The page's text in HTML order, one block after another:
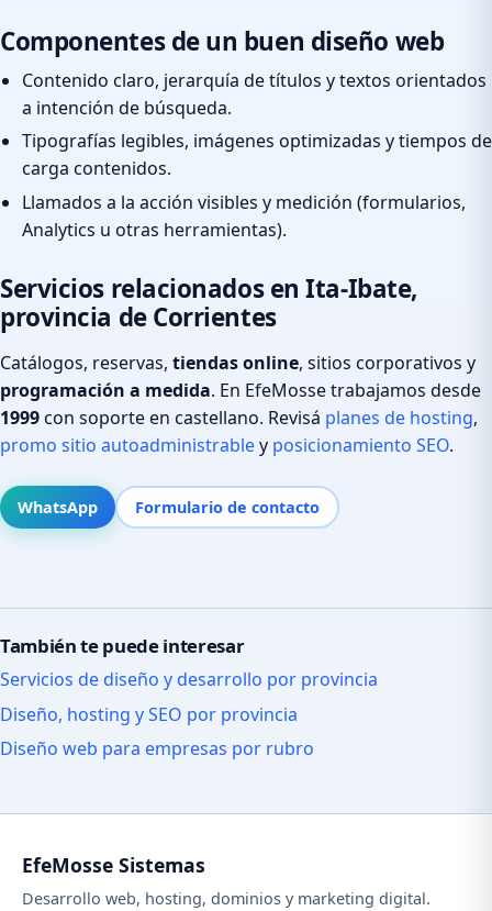
Componentes de un buen diseño web
Contenido claro, jerarquía de títulos y textos orientados
a intención de búsqueda.
Tipografías legibles, imágenes optimizadas y tiempos de
carga contenidos.
Llamados a la acción visibles y medición (formularios,
Analytics u otras herramientas).
Servicios relacionados en Ita-Ibate,
provincia de Corrientes
Catálogos, reservas, tiendas online, sitios corporativos y
programación a medida. En EfeMosse trabajamos desde
1999con soporte en castellano. Revisá planes de hosting,
promo sitio autoadministrabley posicionamiento SEO.
WhatsApp Formulario de contacto
También te puede interesar
Servicios de diseño y desarrollo por provincia
Diseño, hosting y SEO por provincia
Diseño web para empresas por rubro
EfeMosse Sistemas
Desarrollo web, hosting, dominios y marketing digital.